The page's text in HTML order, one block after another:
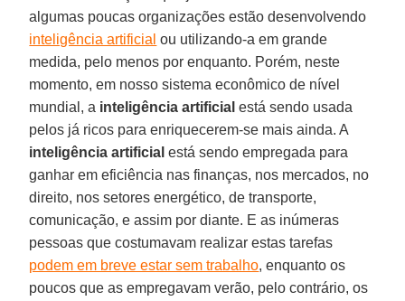
algumas poucas organizações estão desenvolvendo
inteligência artificial ou utilizando-a em grande
medida, pelo menos por enquanto. Porém, neste
momento, em nosso sistema econômico de nível
mundial, a inteligência artificial está sendo usada
pelos já ricos para enriquecerem-se mais ainda. A
inteligência artificial está sendo empregada para
ganhar em eficiência nas finanças, nos mercados, no
direito, nos setores energético, de transporte,
comunicação, e assim por diante. E as inúmeras
pessoas que costumavam realizar estas tarefas
podem em breve estar sem trabalho, enquanto os
poucos que as empregavam verão, pelo contrário, os